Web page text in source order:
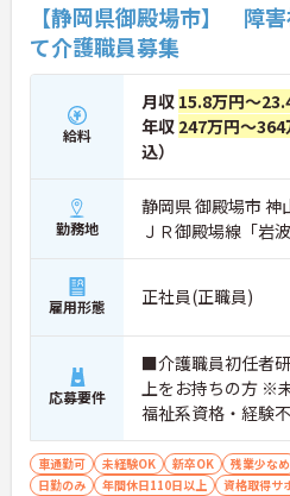
【静岡県御殿場市】 障
て介護職員募集
給料
月収 15.8万円～
年収 247万円～364
込）
勤務地
静岡県 御殿場市 神
ＪＲ御殿場線「岩
雇用形態 正社員(正職員)
応募要件
■介護職員初任者
上をお持ちの方 ※
福祉系資格・経験
車通勤可 未経験OK 新卒OK 残業少なめ
日勤のみ
年間休日110日以上 資格取得サ